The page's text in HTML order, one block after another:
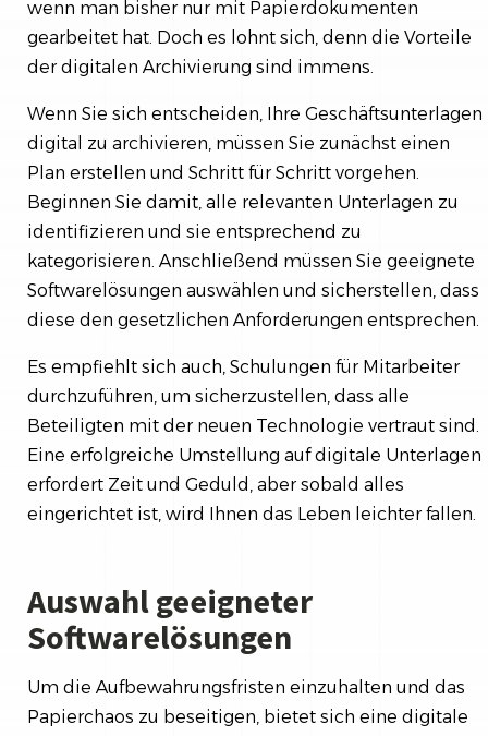
wenn man bisher nur mit Papierdokumenten
gearbeitet hat. Doch es lohnt sich, denn die Vorteile
der digitalen Archivierung sind immens.
Wenn Sie sich entscheiden, Ihre Geschäftsunterlagen
digital zu archivieren, müssen Sie zunächst einen
Plan erstellen und Schritt für Schritt vorgehen.
Beginnen Sie damit, alle relevanten Unterlagen zu
identifizieren und sie entsprechend zu
kategorisieren. Anschließend müssen Sie geeignete
Softwarelösungen auswählen und sicherstellen, dass
diese den gesetzlichen Anforderungen entsprechen.
Es empfiehlt sich auch, Schulungen für Mitarbeiter
durchzuführen, um sicherzustellen, dass alle
Beteiligten mit der neuen Technologie vertraut sind.
Eine erfolgreiche Umstellung auf digitale Unterlagen
erfordert Zeit und Geduld, aber sobald alles
eingerichtet ist, wird Ihnen das Leben leichter fallen.
Auswahl geeigneter
Softwarelösungen
Um die Aufbewahrungsfristen einzuhalten und das
Papierchaos zu beseitigen, bietet sich eine digitale